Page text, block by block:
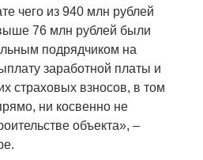
чего из 940 млн рублей
76 млн рублей были
подрядчиком на
заработной платы и
страховых взносов, в том
ни косвенно не
объекта», –